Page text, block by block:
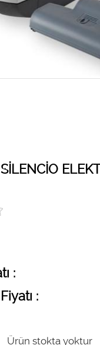
:
:
Ürün stokta yoktur